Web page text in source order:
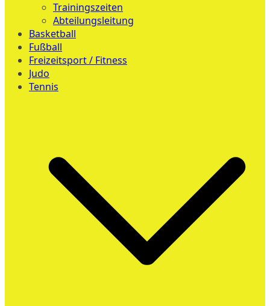
Trainingszeiten
Abteilungsleitung
Basketball
Fußball
Freizeitsport / Fitness
Judo
Tennis